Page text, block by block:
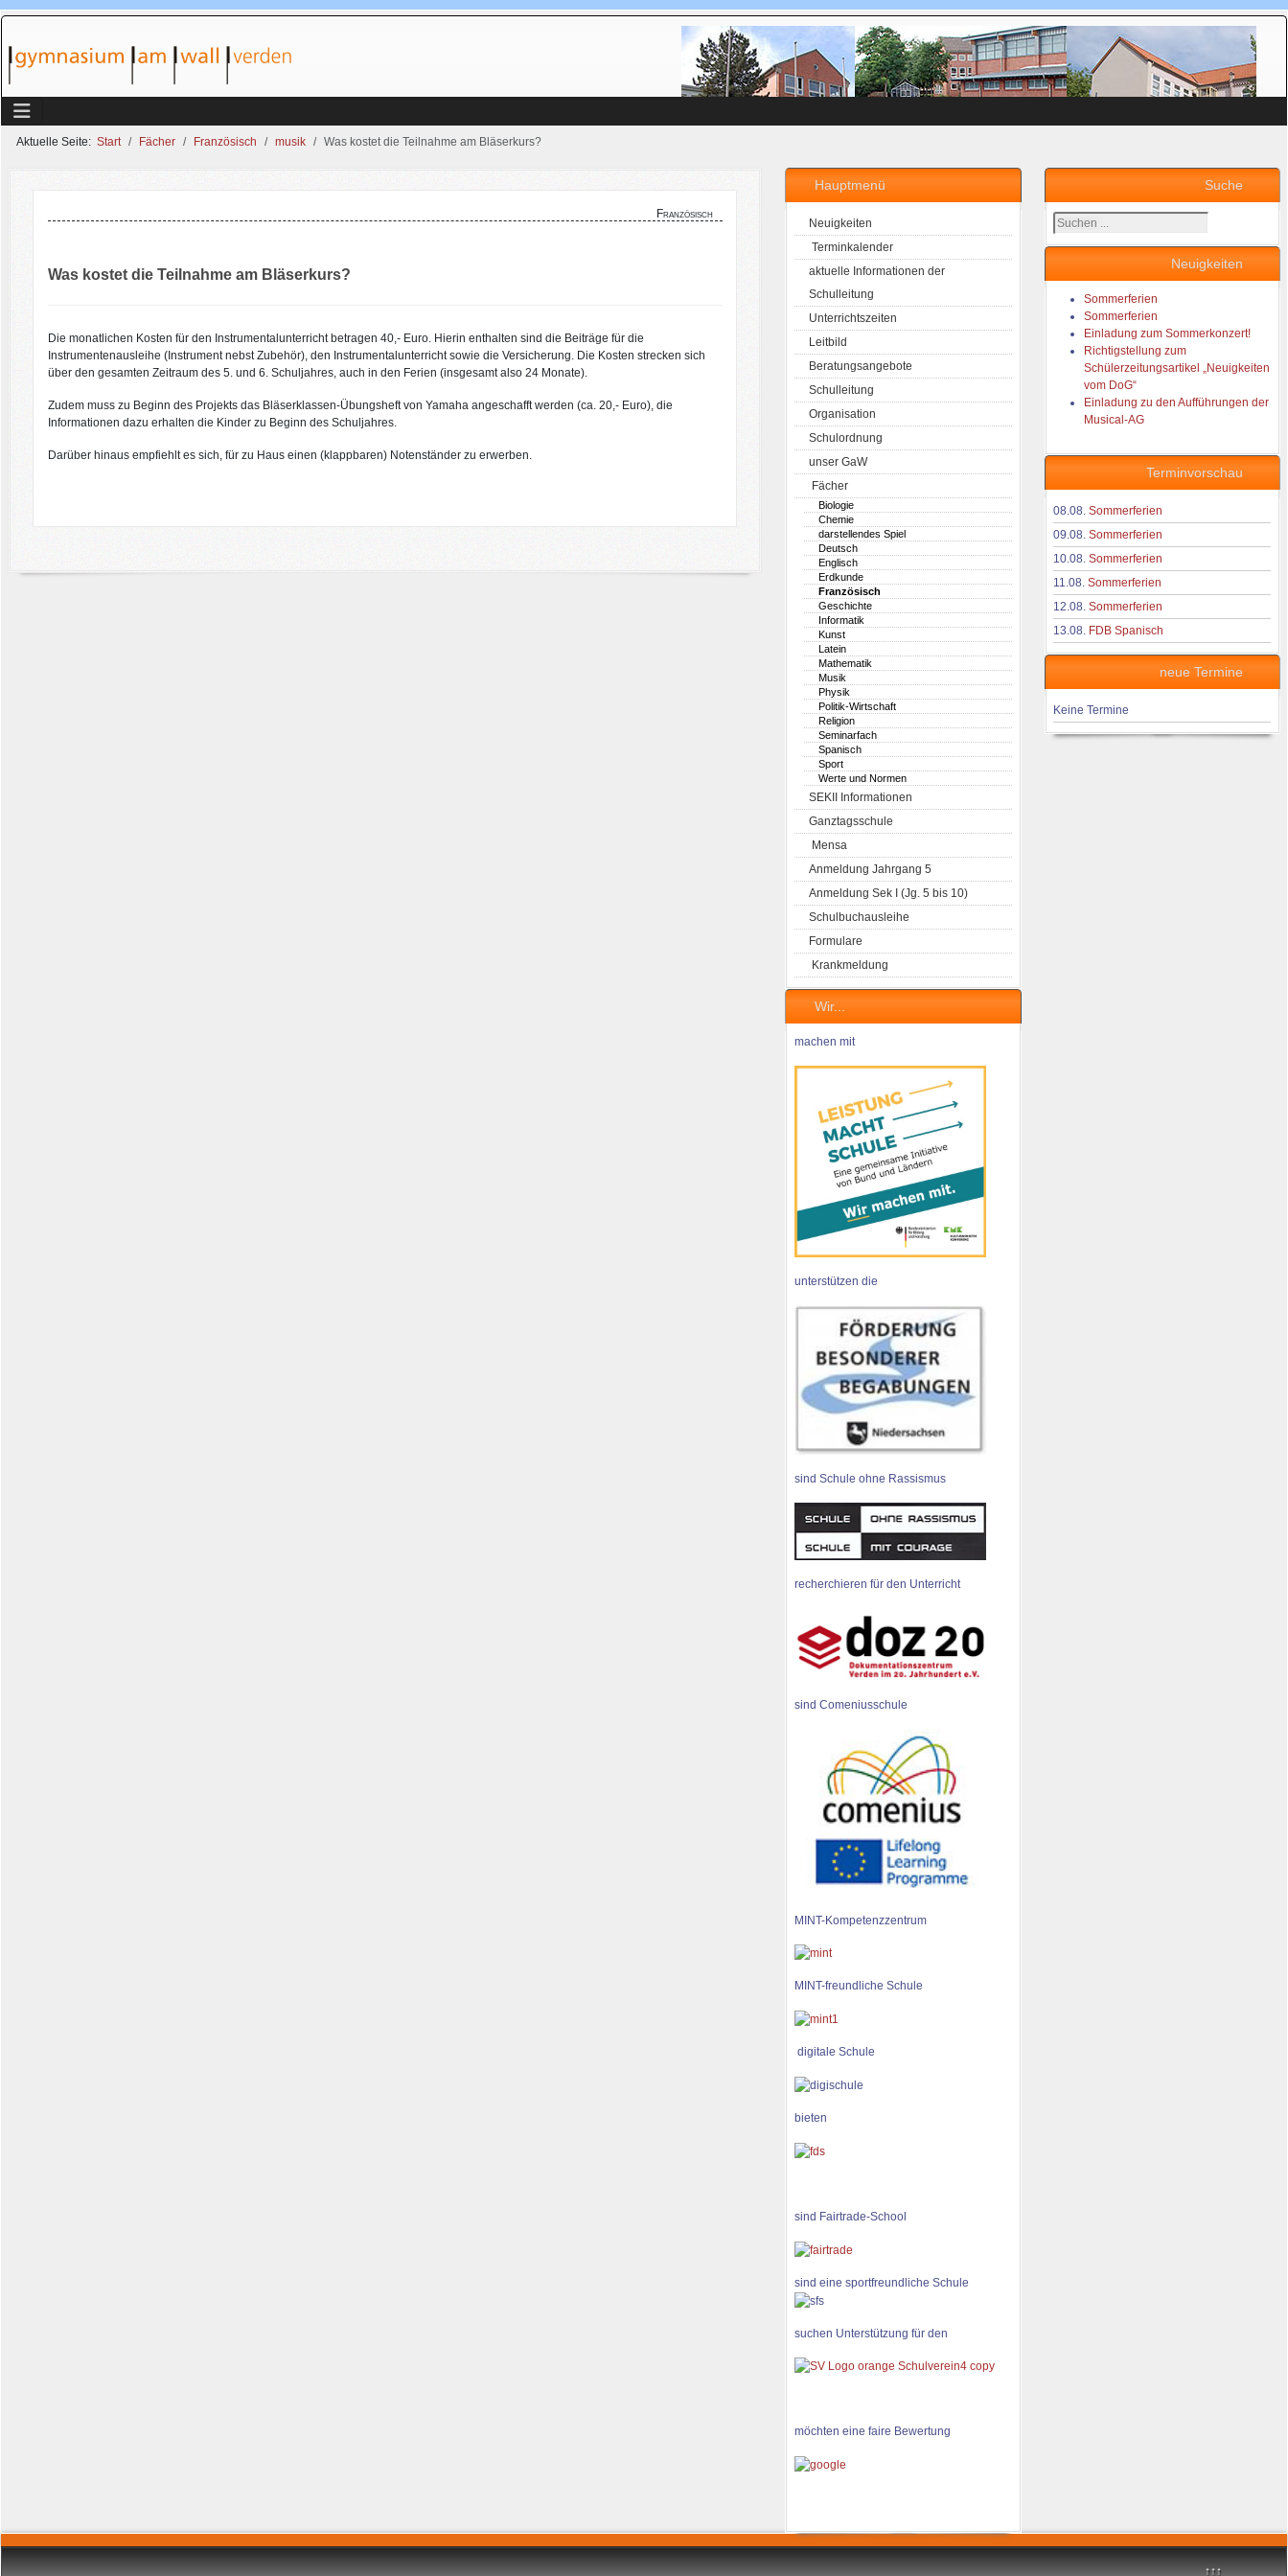
Aktuelle Seite: Start Fächer Französisch musik Was kostet die Teilnahme am Bläserkurs?
↑↑↑
Hauptmenü
Neuigkeiten
Terminkalender
aktuelle Informationen der
Schulleitung
Unterrichtszeiten
Leitbild
Beratungsangebote
Schulleitung
Organisation
Schulordnung
unser GaW
Fächer
Biologie
Chemie
darstellendes Spiel
Deutsch
Englisch
Erdkunde
Französisch
Geschichte
Informatik
Kunst
Latein
Mathematik
Musik
Physik
Politik-Wirtschaft
Religion
Seminarfach
Spanisch
Sport
Werte und Normen
SEKII Informationen
Ganztagsschule
Mensa
Anmeldung Jahrgang 5
Anmeldung Sek I (Jg. 5 bis 10)
Schulbuchausleihe
Formulare
Krankmeldung
Wir...
machen mit
unterstützen die
sind Schule ohne Rassismus
recherchieren für den Unterricht
sind Comeniusschule
MINT-Kompetenzzentrum
MINT-freundliche Schule
digitale Schule
bieten
sind Fairtrade-School
sind eine sportfreundliche Schule
suchen Unterstützung für den
möchten eine faire Bewertung
Suche
Suchen
...
Neuigkeiten
Sommerferien
Sommerferien
Einladung zum Sommerkonzert!
Richtigstellung zum
Schülerzeitungsartikel „Neuigkeiten
vom DoG“
Einladung zu den Aufführungen der
Musical-AG
Terminvorschau
08.08. Sommerferien
09.08. Sommerferien
10.08. Sommerferien
11.08. Sommerferien
12.08. Sommerferien
13.08. FDB Spanisch
neue Termine
Keine Termine
Französisch
Was kostet die Teilnahme am Bläserkurs?
Die monatlichen Kosten für den Instrumentalunterricht betragen 40,- Euro. Hierin enthalten sind die Beiträge für die
Instrumentenausleihe (Instrument nebst Zubehör), den Instrumentalunterricht sowie die Versicherung. Die Kosten strecken sich
über den gesamten Zeitraum des 5. und 6. Schuljahres, auch in den Ferien (insgesamt also 24 Monate).
Zudem muss zu Beginn des Projekts das Bläserklassen-Übungsheft von Yamaha angeschafft werden (ca. 20,- Euro), die
Informationen dazu erhalten die Kinder zu Beginn des Schuljahres.
Darüber hinaus empfiehlt es sich, für zu Haus einen (klappbaren) Notenständer zu erwerben.